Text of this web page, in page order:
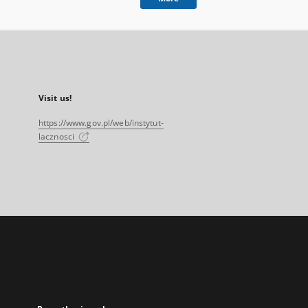
Visit us!
https://www.gov.pl/web/instytut-
lacznosci